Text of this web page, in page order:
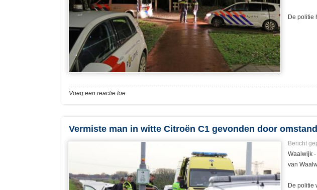
De politie
Voeg een reactie toe
Vermiste man in witte Citroën C1 gevonden door
Bericht
Waalwijk
van
De politie